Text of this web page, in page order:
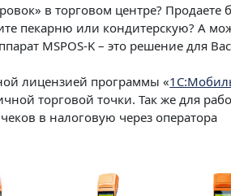
в торговом центре? Продаете
пекарню или кондитерскую? А
MSPOS-K – это решение для
лицензией программы «
торговой точки. Так же для
в налоговую через оператора